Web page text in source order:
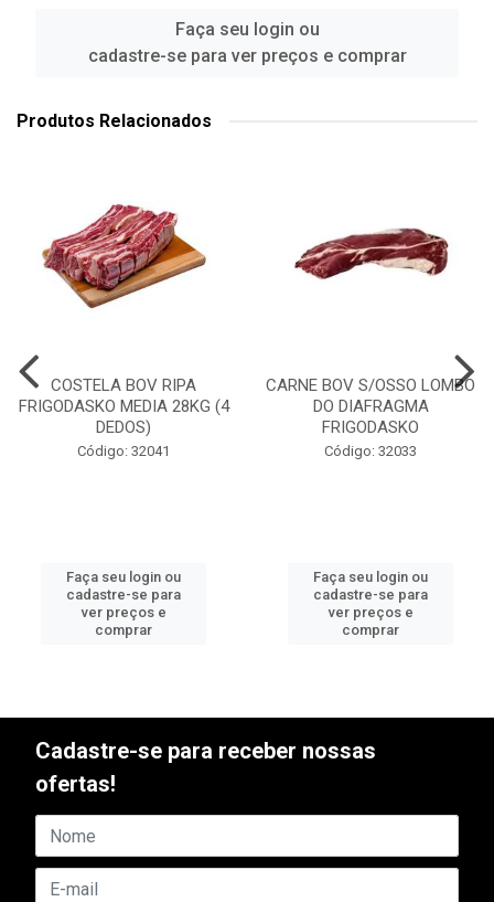
Faça seu login ou
cadastre-se para ver preços e comprar
Produtos Relacionados
COSTELA BOV RIPA
FRIGODASKO MEDIA 28KG (4
DEDOS)
Código: 32041
Faça seu login ou
cadastre-se para
ver preços e
comprar
CARNE BOV S/OSSO LOMBO
DO DIAFRAGMA
FRIGODASKO
Código: 32033
Faça seu login ou
cadastre-se para
ver preços e
comprar
Cadastre-se para receber nossas
ofertas!